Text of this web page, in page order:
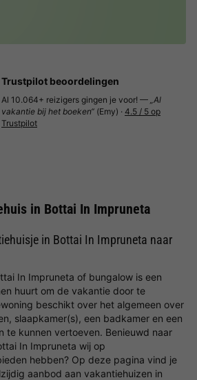
Trustpilot beoordelingen
Al 10.064+ reizigers gingen je voor! — „Al
vakantie bij het boeken“ (Emy) · 4.5 / 5 op
Trustpilot
in Bottai In Impruneta
in Bottai In Impruneta naar
In Impruneta of bungalow is een
huurt om de vakantie door te
beschikt over het algemeen over
slaapkamer(s), een badkamer en een
te kunnen vertoeven. Benieuwd naar
In Impruneta wij op
hebben? Op deze pagina vind je
aanbod aan vakantiehuizen in